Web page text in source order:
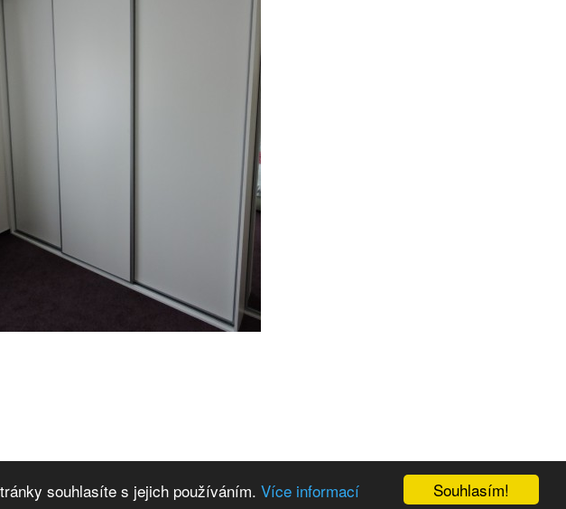
Souhlasím!
souhlasíte s jejich používáním. Více informací